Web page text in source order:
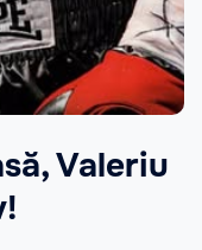
Valeriu